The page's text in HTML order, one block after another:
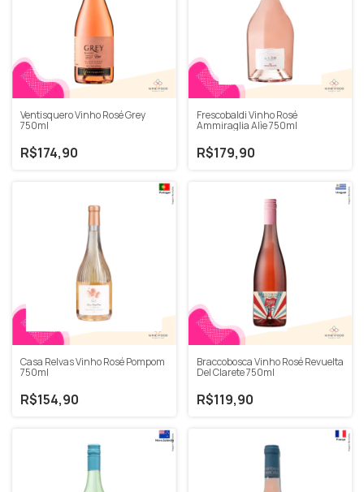
Ventisquero Vinho Rosé Grey
750ml
R$174,90
Frescobaldi Vinho Rosé
Ammiraglia Alìe 750ml
R$179,90
Casa Relvas Vinho Rosé Pompom
750ml
R$154,90
Braccobosca Vinho Rosé Revuelta
Del Clarete 750ml
R$119,90